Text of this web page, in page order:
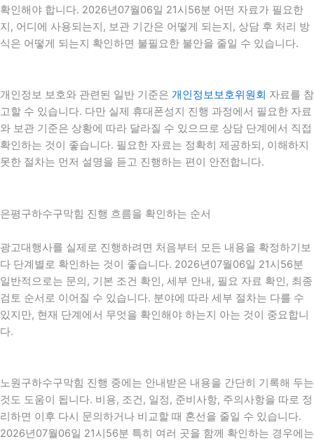
확인해야 합니다. 2026년07월06일 21시56분 어떤 자료가 필요한
지, 어디에 사용되는지, 보관 기간은 어떻게 되는지, 상담 후 처리 방
식은 어떻게 되는지 확인하면 불필요한 불안을 줄일 수 있습니다.
개인정보 보호와 관련된 일반 기준은 개인정보보호위원회 자료를 참
고할 수 있습니다. 다만 실제 휴대폰성지 진행 과정에서 필요한 자료
와 보관 기준은 상황에 따라 달라질 수 있으므로 상담 단계에서 직접
확인하는 것이 좋습니다. 필요한 자료는 정확히 제공하되, 이해하지
못한 절차는 먼저 설명을 듣고 진행하는 편이 안전합니다.
은평구하수구막힘 진행 흐름을 확인하는 순서
광고대행사를 실제로 진행하려면 처음부터 모든 내용을 확정하기보
다 단계별로 확인하는 것이 좋습니다. 2026년07월06일 21시56분
일반적으로는 문의, 기본 조건 확인, 세부 안내, 필요 자료 확인, 최종
검토 순서로 이어질 수 있습니다. 분야에 따라 세부 절차는 다를 수
있지만, 현재 단계에서 무엇을 확인해야 하는지 아는 것이 중요합니
다.
노원구하수구막힘 진행 중에는 안내받은 내용을 간단히 기록해 두는
것도 도움이 됩니다. 비용, 조건, 일정, 준비사항, 주의사항을 따로 정
리하면 이후 다시 문의하거나 비교할 때 혼선을 줄일 수 있습니다.
2026년07월06일 21시56분 특히 여러 곳을 함께 확인하는 경우에는